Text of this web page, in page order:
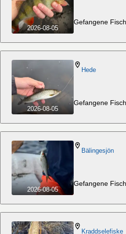
2026-08-05
Gefangene
2026-08-05
Hede
Gefangene
2026-08-05
Bälingesjön
Gefangene
Kraddselefiske